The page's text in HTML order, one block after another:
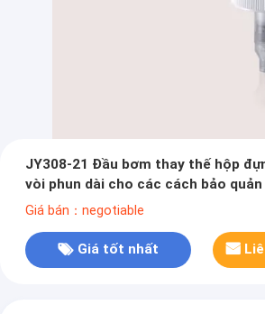
JY308-21 Đầu bơm thay thế hộp
vòi phun dài cho các cách bảo quản
Giá bán：negotiable
Giá tốt nhất